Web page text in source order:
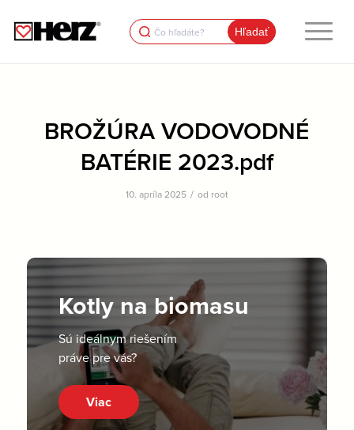
Search
for:
BROŽÚRA VODOVODNÉ
BATÉRIE 2023.pdf
10. apríla 2025 / od root
Kotly na biomasu
Sú ideálnym riešením
práve pre vás?
Viac